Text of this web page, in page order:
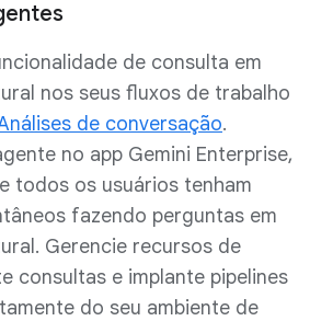
de consulta em
nos seus fluxos de trabalho
de conversação.
no app Gemini Enterprise,
todos os usuários tenham
fazendo perguntas em
Gerencie recursos de
consultas e implante pipelines
do seu ambiente de